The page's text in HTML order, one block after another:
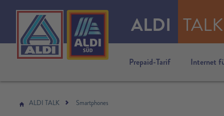
ALDI TALK
Prepaid-Tarif Internet
ALDI TALK Smartphones